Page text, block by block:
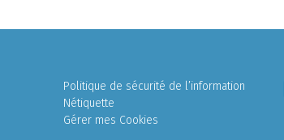
Politique de sécurité de l’information
Nétiquette
Gérer mes Cookies